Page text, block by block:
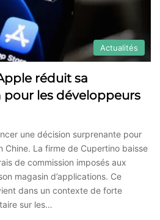
Actualités
réduit sa
les développeurs
une décision surprenante pour
Chine. La firme de Cupertino baisse
de commission imposés aux
magasin d’applications. Ce
dans un contexte de forte
sur les…